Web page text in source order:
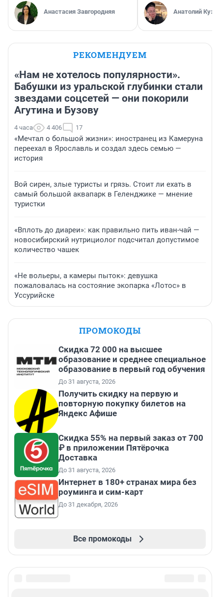
Анастасия Завгородняя Анатолий
РЕКОМЕНДУЕМ
«Нам не хотелось популярности».
Бабушки из уральской глубинки стали
звездами соцсетей — они покорили
Агутина и Бузову
4 часа 4 406 17
«Мечтал о большой жизни»: иностранец из Камеруна
переехал в Ярославль и создал здесь семью —
история
Вой сирен, злые туристы и грязь. Стоит ли ехать в
самый большой аквапарк в Геленджике — мнение
туристки
«Вплоть до диареи»: как правильно пить иван-чай —
новосибирский нутрициолог подсчитал допустимое
количество чашек
«Не вольеры, а камеры пыток»: девушка
пожаловалась на состояние экопарка «Лотос» в
Уссурийске
ПРОМОКОДЫ
Скидка 72 000 на высшее
образование и среднее специальное
образование в первый год обучения
До 31 августа, 2026
Получить скидку на первую и
повторную покупку билетов на
Яндекс Афише
Скидка 55% на первый заказ от 700
₽ в приложении Пятёрочка
Доставка
До 31 августа, 2026
Интернет в 180+ странах мира без
роуминга и сим-карт
До 31 декабря, 2026
Все промокоды